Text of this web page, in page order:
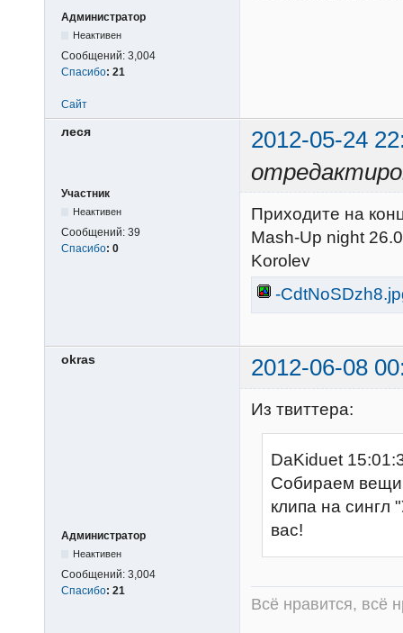
Администратор
Неактивен
Сообщений: 3,004
Спасибо: 21
Сайт
леся
2012-05-24
Участник
Неактивен
Сообщений: 39
Спасибо: 0
Приходите на
Mash-Up night
Korolev
-
okras 2012-06-08
Администратор
Неактивен
Сообщений: 3,004
Спасибо: 21
Из твиттера:
DaKiduet
Собираем
клипа на сингл
вас!
Всё нравится, всё